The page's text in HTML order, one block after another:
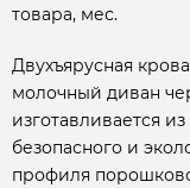
товара, мес.
Двухъярусная
молочный диван
изготавливается
безопасного и
профиля